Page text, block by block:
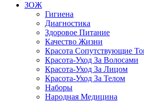
ЗОЖ
Гигиена
Диагностика
Здоровое Питание
Качество Жизни
Красота Сопутствующие
Красота-Уход За Волосами
Красота-Уход За Лицом
Красота-Уход За Телом
Наборы
Народная Медицина